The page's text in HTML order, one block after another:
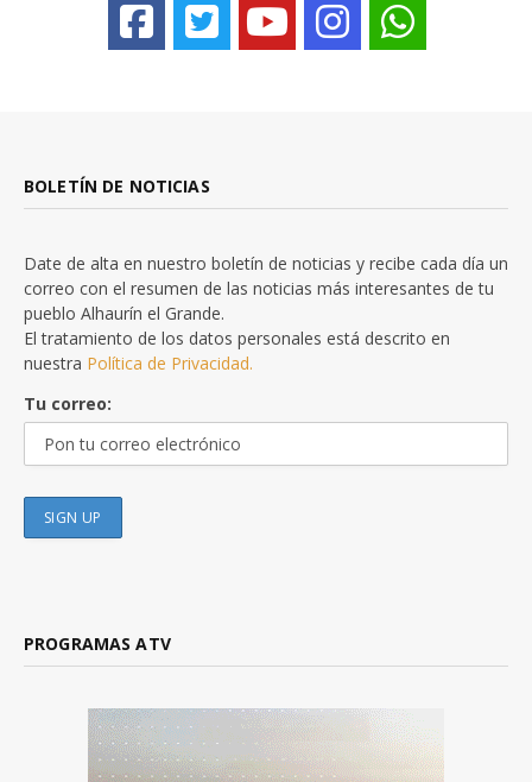
BOLETÍN DE NOTICIAS
Date de alta en nuestro boletín de noticias y recibe cada día un
correo con el resumen de las noticias más interesantes de tu
pueblo Alhaurín el Grande.
El tratamiento de los datos personales está descrito en
nuestra Política de Privacidad.
Tu correo:
PROGRAMAS ATV